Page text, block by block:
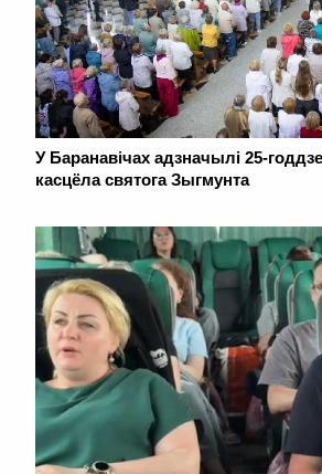
У Баранавічах адзначылі 25-
касцёла святога Зыгмунта